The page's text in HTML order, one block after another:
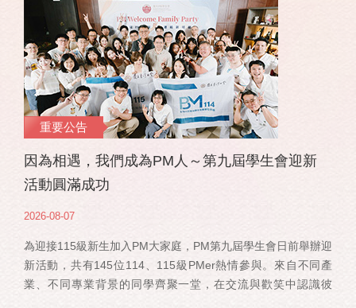
重要公告
因為相遇，我們成為PM人～第九屆學生會迎新
活動圓滿成功
2026-08-07
為迎接115級新生加入PM大家庭，PM第九屆學生會日前舉辦迎
新活動，共有145位114、115級PMer熱情參與。來自不同產
業、不同專業背景的同學齊聚一堂，在交流與歡笑中認識彼